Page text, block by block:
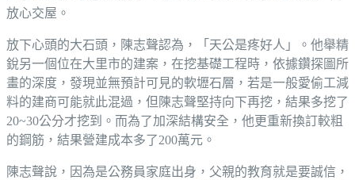
放心交屋。
放下心頭的大石頭，陳志聲認為，「天公是疼好人」。他舉精
銳另一個位在大里市的建案，在挖基礎工程時，依據鑽探圖所
畫的深度，發現並無預計可見的軟壢石層，若是一般愛偷工減
料的建商可能就此混過，但陳志聲堅持向下再挖，結果多挖了
20~30公分才挖到。而為了加深結構安全，他更重新換訂較粗
的鋼筋，結果營建成本多了200萬元。
陳志聲說，因為是公務員家庭出身，父親的教育就是要誠信，